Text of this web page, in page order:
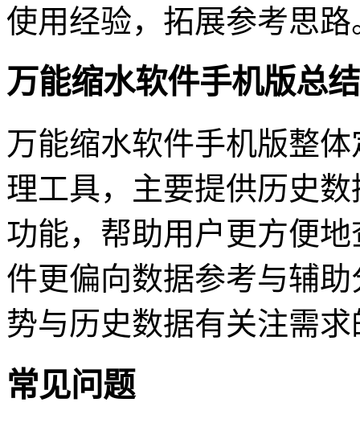
使用经验，拓展参考思路
万能缩水软件手机版总结
万能缩水软件手机版整
理工具，主要提供历史
功能，帮助用户更方便
件更偏向数据参考与辅
势与历史数据有关注需
常见问题